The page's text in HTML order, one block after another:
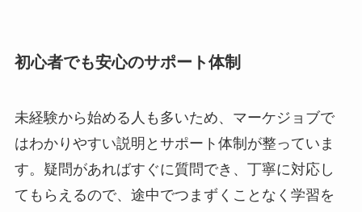
初心者でも安心のサポート体制
未経験から始める人も多いため、マーケジョブで
はわかりやすい説明とサポート体制が整っていま
す。疑問があればすぐに質問でき、丁寧に対応し
てもらえるので、途中でつまずくことなく学習を